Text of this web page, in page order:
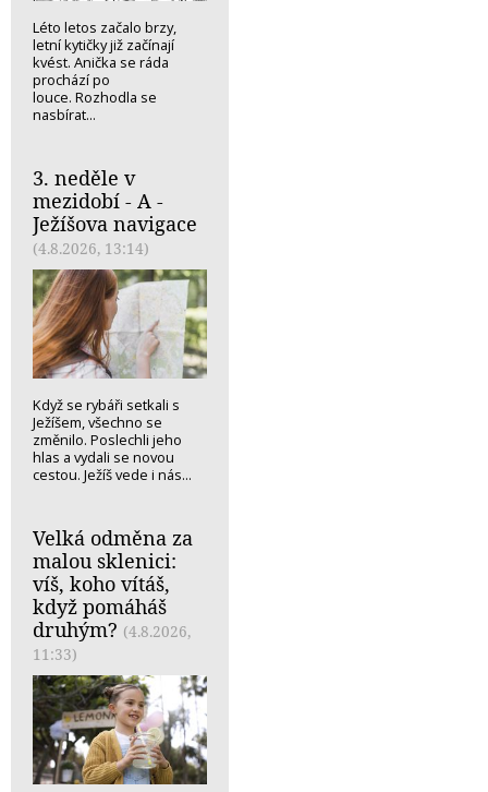
Léto letos začalo brzy,
letní kytičky již začínají
kvést. Anička se ráda
prochází po
louce. Rozhodla se
nasbírat...
3. neděle v
mezidobí - A -
Ježíšova navigace
(4.8.2026, 13:14)
Když se rybáři setkali s
Ježíšem, všechno se
změnilo. Poslechli jeho
hlas a vydali se novou
cestou. Ježíš vede i nás...
Velká odměna za
malou sklenici:
víš, koho vítáš,
když pomáháš
druhým? (4.8.2026,
11:33)